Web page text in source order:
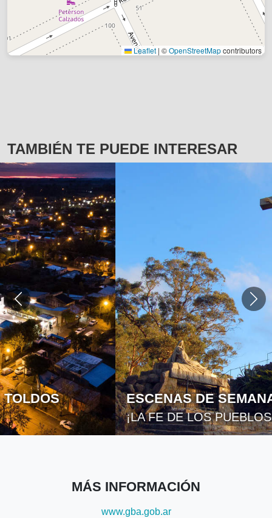
Leaflet | ©OpenStreetMapcontributors
TAMBIÉN TE PUEDE INTERESAR
ESCENAS DE SEMANA SANTA
¡LA FE DE LOS PUEBLOS!
MÁS INFORMACIÓN
www.gba.gob.ar